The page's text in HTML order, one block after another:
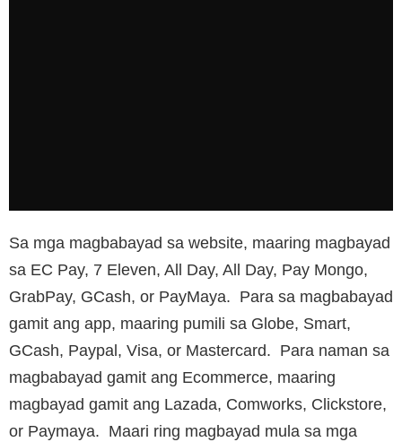
Sa mga magbabayad sa website, maaring magbayad
sa EC Pay, 7 Eleven, All Day, All Day, Pay Mongo,
GrabPay, GCash, or PayMaya. Para sa magbabayad
gamit ang app, maaring pumili sa Globe, Smart,
GCash, Paypal, Visa, or Mastercard. Para naman sa
magbabayad gamit ang Ecommerce, maaring
magbayad gamit ang Lazada, Comworks, Clickstore,
or Paymaya. Maari ring magbayad mula sa mga